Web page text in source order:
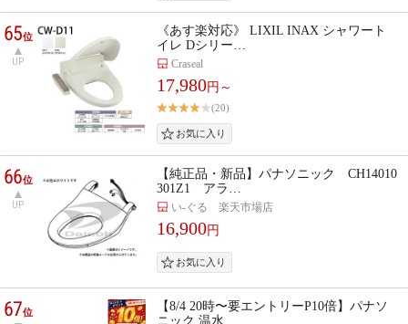
65位
UP
《あす楽対応》 LIXIL INAX シャワート
イレ Dシリー…
Craseal
17,980円～
(20)
66位
UP
【純正品・新品】パナソニック CH14010
301Z1 アラ…
い-ぐる 楽天市場店
16,900円
67位
【8/4 20時〜要エントリーP10倍】パナソ
ニック 温水…